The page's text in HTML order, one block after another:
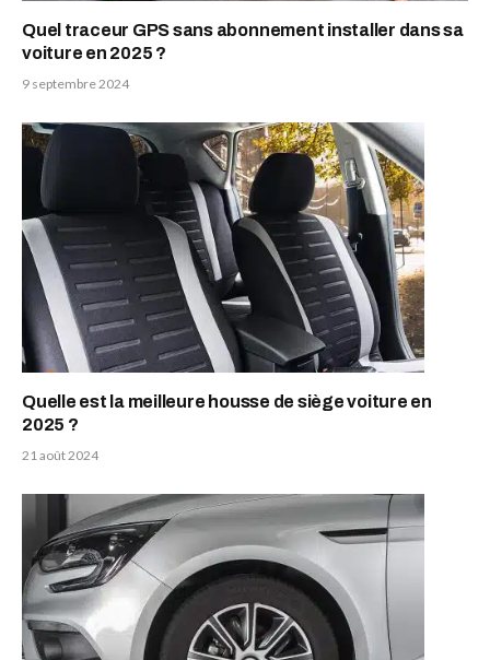
Quel traceur GPS sans abonnement installer dans sa
voiture en 2025 ?
9 septembre 2024
Quelle est la meilleure housse de siège voiture en
2025 ?
21 août 2024